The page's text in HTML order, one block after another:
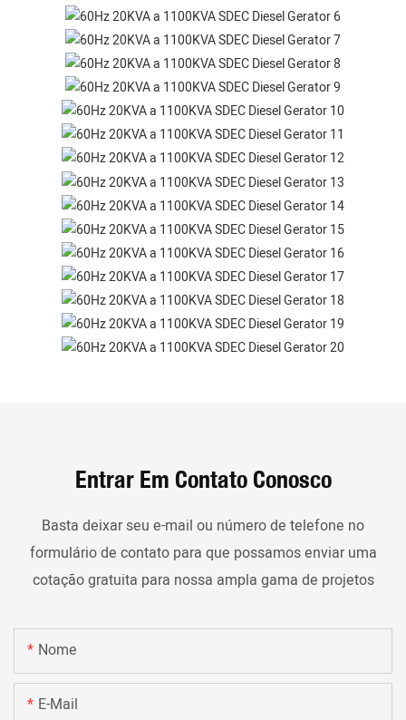
Entrar Em Contato Conosco
Basta deixar seu e-mail ou número de telefone no
formulário de contato para que possamos enviar uma
cotação gratuita para nossa ampla gama de projetos
Nome
E-Mail